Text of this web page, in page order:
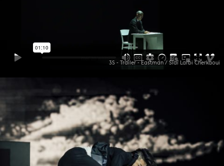
3S - Trailer - Eastman / Sidi Larbi Cherkaoui